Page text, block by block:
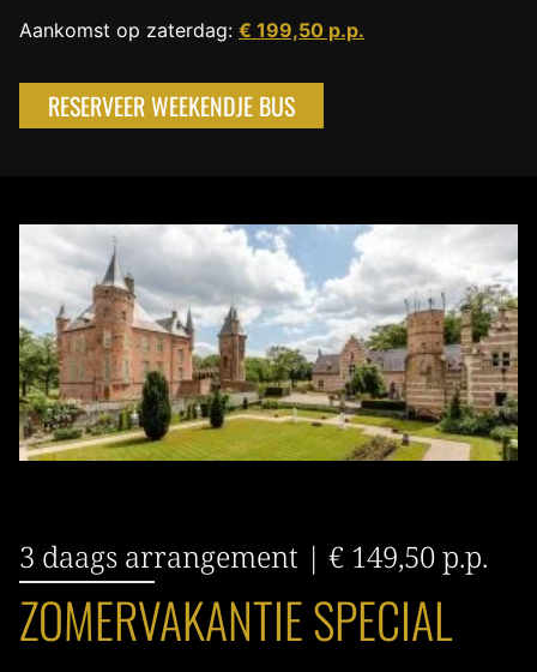
Aankomst op zaterdag: € 199,50 p.p.
RESERVEER WEEKENDJE BUS
3 daags arrangement | € 149,50 p.p.
ZOMERVAKANTIE SPECIAL